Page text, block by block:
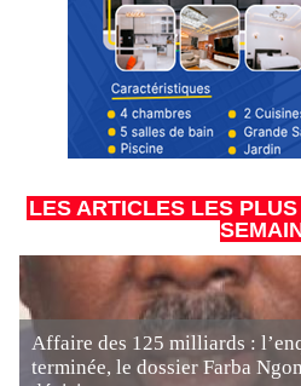
LES ARTICLES LES
Affaire des 125 milliards :
terminée, le dossier Farba